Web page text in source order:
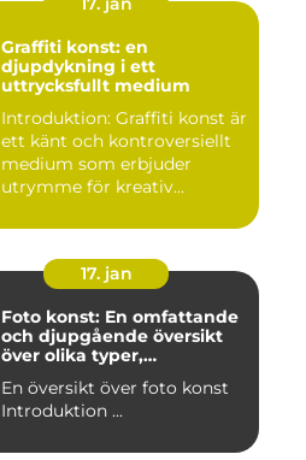
Graffiti konst: en
djupdykning i ett
uttrycksfullt medium
Introduktion: Graffiti konst är
ett känt och kontroversiellt
medium som erbjuder
utrymme för kreativ...
17. jan
Foto konst: En omfattande
och djupgående översikt
över olika typer,
aspekter
En översikt över foto konst
Introduktion ...